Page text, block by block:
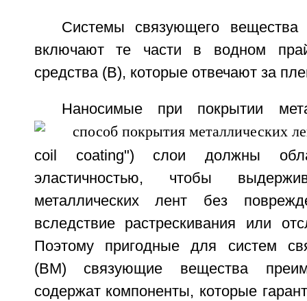
Системы связующего
включают те части в водном
средства (В), которые отвечают за
Наносимые при покрытии
coil coating") слои должны
эластичностью, чтобы
металлических лент без
вследствие растрескивания или
Поэтому пригодные для систем
(ВМ) связующие вещества
содержат компоненты, которые